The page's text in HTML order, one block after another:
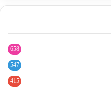
658
547
415